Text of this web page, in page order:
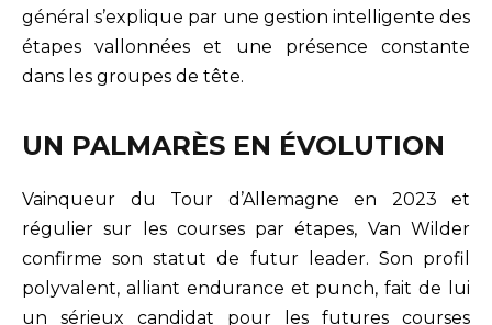
général s’explique par une gestion intelligente des
étapes vallonnées et une présence constante
dans les groupes de tête.
UN PALMARÈS EN ÉVOLUTION
Vainqueur du Tour d’Allemagne en 2023 et
régulier sur les courses par étapes, Van Wilder
confirme son statut de futur leader. Son profil
polyvalent, alliant endurance et punch, fait de lui
un sérieux candidat pour les futures courses